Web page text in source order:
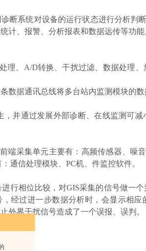
断系统对设备的运行状态进行分析判
计、报警、分析报表和数据远传等功能
理、A/D转换、干扰过滤、数据处理
数据通讯总线将多台站内监测模块的
并通过发展外部诊断、在线监测可
采集单元主要有：高频传感器、噪音
通信处理模块、PC机、件监控软件。
行相位比较，对GIS采集的信号做一
经过进一步数据分析时，会显示相应
外界干扰信号造成了一个误报、误判。